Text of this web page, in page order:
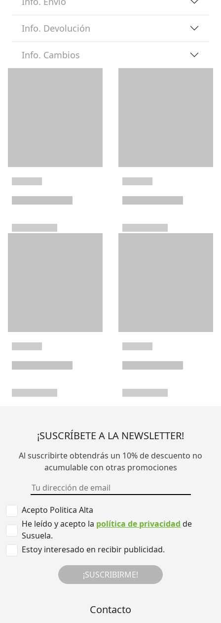
Info. Devolución
Info. Cambios
¡SUSCRÍBETE A LA NEWSLETTER!
Al suscribirte obtendrás un 10% de descuento no
acumulable con otras promociones
Acepto Politica Alta
He leído y acepto la política de privacidad de
Susuela.
Estoy interesado en recibir publicidad.
¡SUSCRIBIRME!
Contacto